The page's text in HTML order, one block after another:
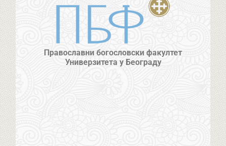
Православни богословски факултет
Универзитета у Београду